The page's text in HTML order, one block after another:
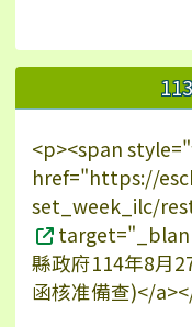
<p><span
href="https://
set_week_ilc/
縣政府114年8月
函核准備查)</